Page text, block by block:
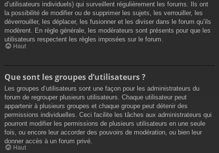
d’utilisateurs individuels) qui surveillent régulièrement les forums. Ils ont
la possibilité de modifier ou de supprimer les sujets, les verrouiller, les
déverrouiller, les déplacer, les fusionner et les diviser dans le forum qu’ils
modèrent. En règle générale, les modérateurs sont présents pour que les
utilisateurs respectent les règles imposées sur le forum.
Haut
Que sont les groupes d’utilisateurs ?
Les groupes d’utilisateurs sont une façon pour les administrateurs du
forum de regrouper plusieurs utilisateurs. Chaque utilisateur peut
appartenir à plusieurs groupes et chaque groupe peut détenir des
permissions individuelles. Ceci facilite les tâches aux administrateurs qui
pourront modifier les permissions de plusieurs utilisateurs en une seule
fois, ou encore leur accorder des pouvoirs de modération, ou bien leur
donner accès à un forum privé.
Haut